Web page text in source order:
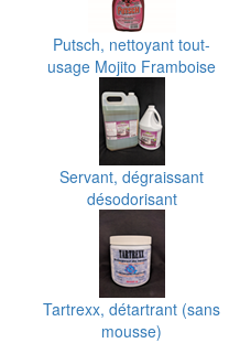
Putsch, nettoyant tout-
usage Mojito Framboise
Servant, dégraissant
désodorisant
Tartrexx, détartrant (sans
mousse)